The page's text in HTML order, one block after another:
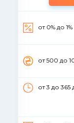
от 0% до
от 500 до
от 3 до 365